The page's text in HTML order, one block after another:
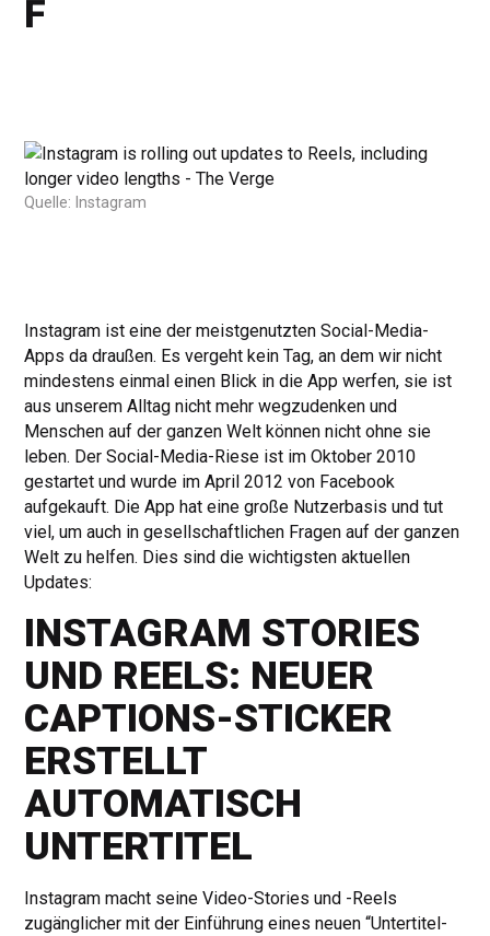
F
Quelle: Instagram
Instagram ist eine der meistgenutzten Social-Media-
Apps da draußen. Es vergeht kein Tag, an dem wir nicht
mindestens einmal einen Blick in die App werfen, sie ist
aus unserem Alltag nicht mehr wegzudenken und
Menschen auf der ganzen Welt können nicht ohne sie
leben. Der Social-Media-Riese ist im Oktober 2010
gestartet und wurde im April 2012 von Facebook
aufgekauft. Die App hat eine große Nutzerbasis und tut
viel, um auch in gesellschaftlichen Fragen auf der ganzen
Welt zu helfen. Dies sind die wichtigsten aktuellen
Updates:
INSTAGRAM STORIES
UND REELS: NEUER
CAPTIONS-STICKER
ERSTELLT
AUTOMATISCH
UNTERTITEL
Instagram macht seine Video-Stories und -Reels
zugänglicher mit der Einführung eines neuen “Untertitel-